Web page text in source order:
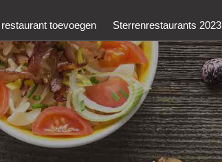
toevoegen Sterrenrestaurants 2023